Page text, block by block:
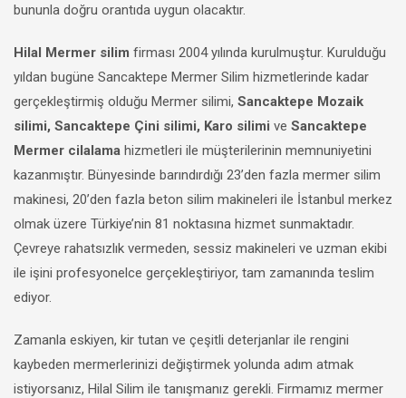
bununla doğru orantıda uygun olacaktır.
Hilal Mermer silim firması 2004 yılında kurulmuştur. Kurulduğu
yıldan bugüne Sancaktepe Mermer Silim hizmetlerinde kadar
gerçekleştirmiş olduğu Mermer silimi, Sancaktepe Mozaik
silimi, Sancaktepe Çini silimi, Karo silimi ve Sancaktepe
Mermer cilalama hizmetleri ile müşterilerinin memnuniyetini
kazanmıştır. Bünyesinde barındırdığı 23’den fazla mermer silim
makinesi, 20’den fazla beton silim makineleri ile İstanbul merkez
olmak üzere Türkiye’nin 81 noktasına hizmet sunmaktadır.
Çevreye rahatsızlık vermeden, sessiz makineleri ve uzman ekibi
ile işini profesyonelce gerçekleştiriyor, tam zamanında teslim
ediyor.
Zamanla eskiyen, kir tutan ve çeşitli deterjanlar ile rengini
kaybeden mermerlerinizi değiştirmek yolunda adım atmak
istiyorsanız, Hilal Silim ile tanışmanız gerekli. Firmamız mermer